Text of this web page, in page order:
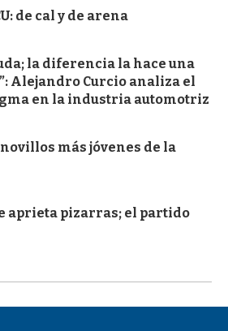
de cal y de arena
la diferencia la hace una
Alejandro Curcio analiza el
en la industria automotriz
más jóvenes de la
aprieta pizarras; el partido